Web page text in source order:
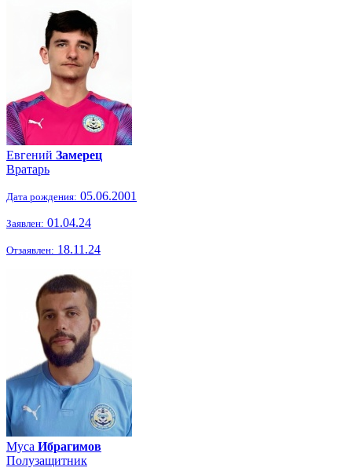
Евгений Замерец
Вратарь
Дата рождения: 05.06.2001
Заявлен: 01.04.24
Отзаявлен: 18.11.24
Муса Ибрагимов
Полузащитник